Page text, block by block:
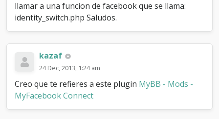
h
llamar a una funcion de facebook que se llama:
identity_switch.php Saludos.
kazaf
24 Dec, 2013, 1:24 am
Creo que te refieres a este plugin MyBB - Mods -
MyFacebook Connect